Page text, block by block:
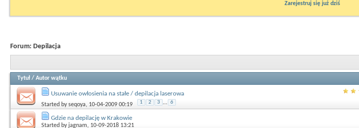
Zarejestruj się już dziś
Forum: Depilacja
Tytuł / Autor wątku
Usuwanie owłosienia na stałe / depilacja laserowa
Started byseqoya, 10-04-2009 00:19 1 2 3 ... 6
Gdzie na depilację w Krakowie
Started by jagnam, 10-09-2018 13:21